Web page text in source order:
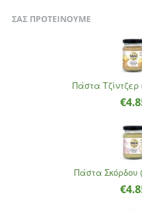
ΣΑΣ ΠΡΟΤΕΙΝΟΥΜΕ
Πάστα Τζίντζερ
€
Πάστα Σκόρδου
€